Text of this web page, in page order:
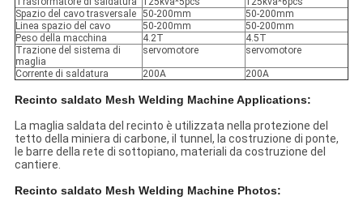
Spazio del cavo trasversale 50-200mm
50-200mm
Linea spazio del cavo
50-200mm
50-200mm
Peso della macchina
4.2T
4.5T
Trazione del sistema di
maglia
servomotore servomotore
Corrente di saldatura 200A 200A
Recinto saldato Mesh Welding Machine Applications:
La maglia saldata del recinto è utilizzata nella protezione del
tetto della miniera di carbone, il tunnel, la costruzione di ponte,
le barre della rete di sottopiano, materiali da costruzione del
cantiere.
Recinto saldato Mesh Welding Machine Photos: